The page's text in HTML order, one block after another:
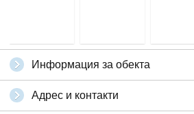
Информация за обекта
Адрес и контакти